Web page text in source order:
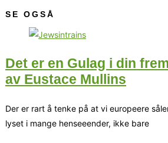
SE OGSÅ
Det er en Gulag i din
av Eustace Mullins
Der er rart å tenke på at vi europeere
lyset i mange henseeender, ikke bare